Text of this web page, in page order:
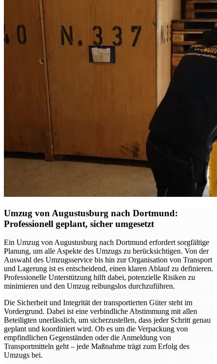
Umzug von Augustusburg nach Dortmund:
Professionell geplant, sicher umgesetzt
Ein Umzug von Augustusburg nach Dortmund erfordert sorgfältige
Planung, um alle Aspekte des Umzugs zu berücksichtigen. Von der
Auswahl des Umzugsservice bis hin zur Organisation von Transport
und Lagerung ist es entscheidend, einen klaren Ablauf zu definieren.
Professionelle Unterstützung hilft dabei, potenzielle Risiken zu
minimieren und den Umzug reibungslos durchzuführen.
Die Sicherheit und Integrität der transportierten Güter steht im
Vordergrund. Dabei ist eine verbindliche Abstimmung mit allen
Beteiligten unerlässlich, um sicherzustellen, dass jeder Schritt genau
geplant und koordiniert wird. Ob es um die Verpackung von
empfindlichen Gegenständen oder die Anmeldung von
Transportmitteln geht – jede Maßnahme trägt zum Erfolg des
Umzugs bei.